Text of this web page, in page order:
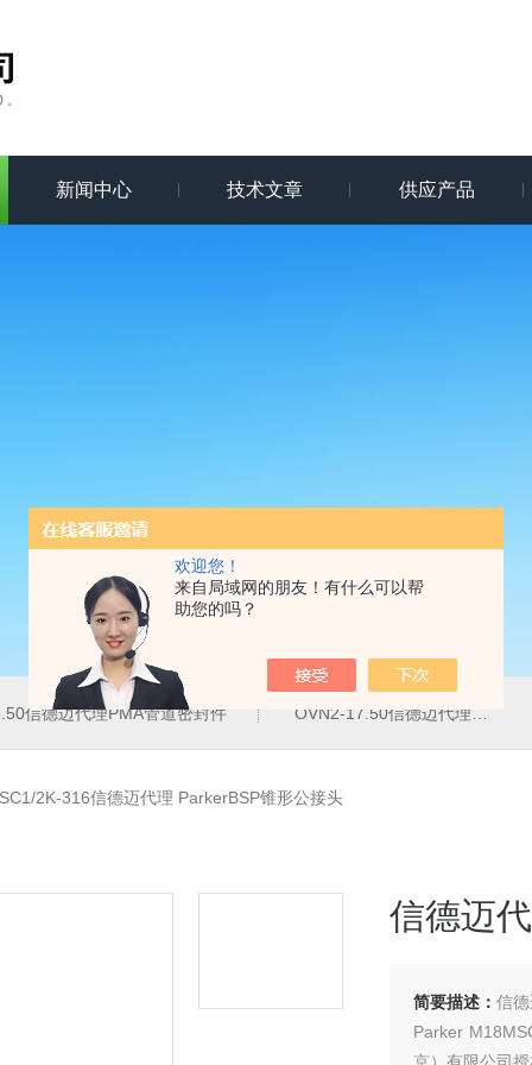
欢迎您！
来自局域网的朋友！有什么可以帮
助您的吗？
新闻中心 技术文章 供应产品
信德迈代理PMA管道密封件 OVN2-17.50信德迈代理PMA导管夹
2K-316信德迈代理 ParkerBSP锥形公接头
信德迈
简要描述： 信
Parker